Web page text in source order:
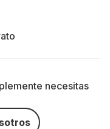
necesitas